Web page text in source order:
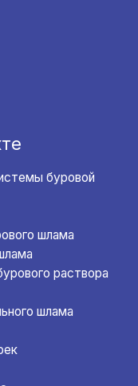
буровой
шлама
раствора
шлама